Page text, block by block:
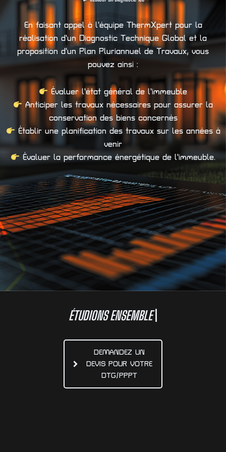
En faisant appel à l’équipe ThermXpert pour la
réalisation d’un Diagnostic Technique Global et la
proposition d’un Plan Pluriannuel de Travaux, vous
pouvez ainsi :
Évaluer l’état général de l’immeuble
Anticiper les travaux nécessaires pour assurer la
conservation des biens concernés
Établir une planification des travaux sur les années à
venir
Évaluer la performance énergétique de l’immeuble.
DIONSENSEMBLEVOTR
DEMANDEZ UN
DEVIS POUR VOTRE
DTG/PPPT